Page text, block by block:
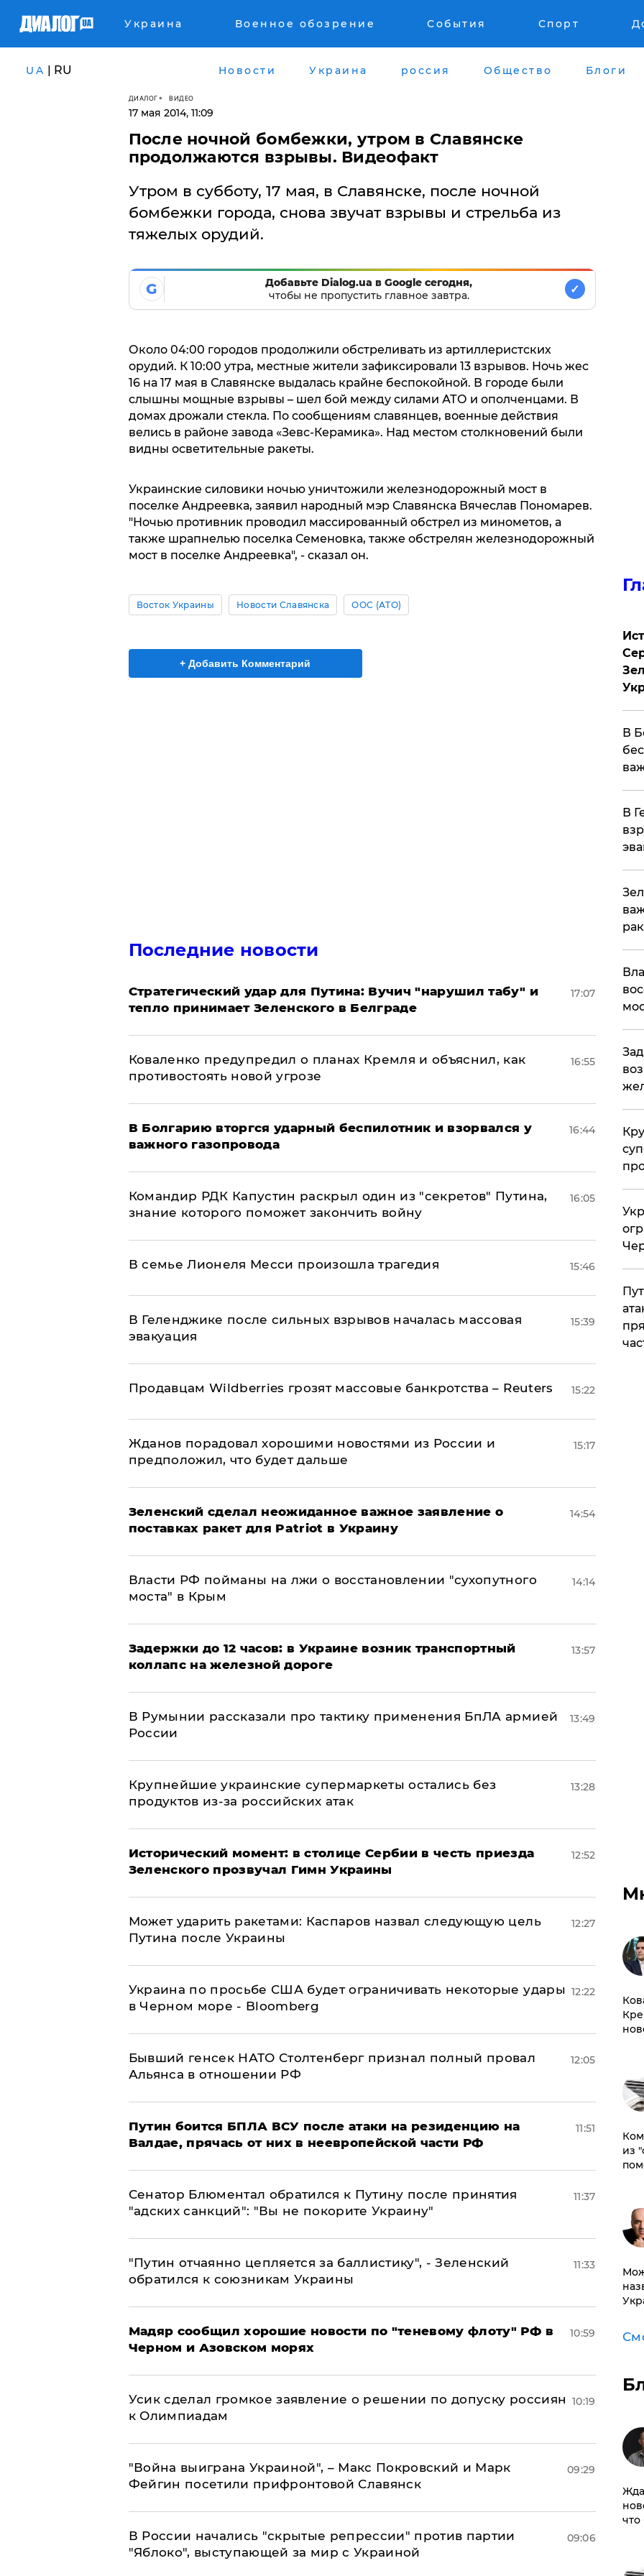
Украина Военное обозрение События Спорт
UA | RU Новости Украина россия Общество Блоги
ДИАЛОГ ВИДЕО
17 мая 2014, 11:09
После ночной бомбежки, утром в Славянске
продолжаются взрывы. Видеофакт
Утром в субботу, 17 мая, в Славянске, после ночной
бомбежки города, снова звучат взрывы и стрельба из
тяжелых орудий.
G
Добавьте Dialog.ua в Google сегодня,
чтобы не пропустить главное завтра.
✓
Около 04:00 городов продолжили обстреливать из артиллеристских
орудий. К 10:00 утра, местные жители зафиксировали 13 взрывов. Ночь жес
16 на 17 мая в Славянске выдалась крайне беспокойной. В городе были
слышны мощные взрывы – шел бой между силами АТО и ополченцами. В
домах дрожали стекла. По сообщениям славянцев, военные действия
велись в районе завода «Зевс-Керамика». Над местом столкновений были
видны осветительные ракеты.
Украинские силовики ночью уничтожили железнодорожный мост в
поселке Андреевка, заявил народный мэр Славянска Вячеслав Пономарев.
"Ночью противник проводил массированный обстрел из минометов, а
также шрапнелью поселка Семеновка, также обстрелян железнодорожный
мост в поселке Андреевка", - сказал он.
Восток Украины Новости Славянска ООС (АТО)
+ Добавить Комментарий
Последние новости
Стратегический удар для Путина: Вучич "нарушил табу" и
тепло принимает Зеленского в Белграде
17:07
Коваленко предупредил о планах Кремля и объяснил, как
противостоять новой угрозе
16:55
В Болгарию вторгся ударный беспилотник и взорвался у
важного газопровода
16:44
Командир РДК Капустин раскрыл один из "секретов" Путина,
знание которого поможет закончить войну
16:05
В семье Лионеля Месси произошла трагедия 15:46
В Геленджике после сильных взрывов началась массовая
эвакуация
15:39
Продавцам Wildberries грозят массовые банкротства – Reuters 15:22
Жданов порадовал хорошими новостями из России и
предположил, что будет дальше
15:17
Зеленский сделал неожиданное важное заявление о
поставках ракет для Patriot в Украину
14:54
Власти РФ пойманы на лжи о восстановлении "сухопутного
моста" в Крым
14:14
Задержки до 12 часов: в Украине возник транспортный
коллапс на железной дороге
13:57
В Румынии рассказали про тактику применения БпЛА армией
России
13:49
Крупнейшие украинские супермаркеты остались без
продуктов из-за российских атак
13:28
Исторический момент: в столице Сербии в честь приезда
Зеленского прозвучал Гимн Украины
12:52
Может ударить ракетами: Каспаров назвал следующую цель
Путина после Украины
12:27
Украина по просьбе США будет ограничивать некоторые удары
в Черном море - Bloomberg
12:22
Бывший генсек НАТО Столтенберг признал полный провал
Альянса в отношении РФ
12:05
Путин боится БПЛА ВСУ после атаки на резиденцию на
Валдае, прячась от них в неевропейской части РФ
11:51
Сенатор Блюментал обратился к Путину после принятия
"адских санкций": "Вы не покорите Украину"
11:37
"Путин отчаянно цепляется за баллистику", - Зеленский
обратился к союзникам Украины
11:33
Мадяр сообщил хорошие новости по "теневому флоту" РФ в
Черном и Азовском морях
10:59
Усик сделал громкое заявление о решении по допуску россиян
к Олимпиадам
10:19
"Война выиграна Украиной", – Макс Покровский и Марк
Фейгин посетили прифронтовой Славянск
09:29
В России начались "скрытые репрессии" против партии
"Яблоко", выступающей за мир с Украиной
09:06
В
В
из
что